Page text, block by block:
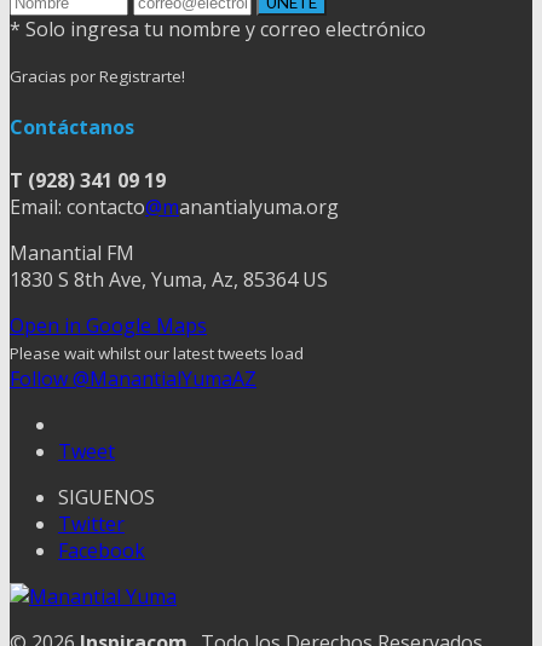
* Solo ingresa tu nombre y correo electrónico
Gracias por Registrarte!
Contáctanos
T (928) 341 09 19
Email: contacto@manantialyuma.org
Manantial FM
1830 S 8th Ave, Yuma, Az, 85364 US
Open in Google Maps
Please wait whilst our latest tweets load
Follow @ManantialYumaAZ
Tweet
SIGUENOS
Twitter
Facebook